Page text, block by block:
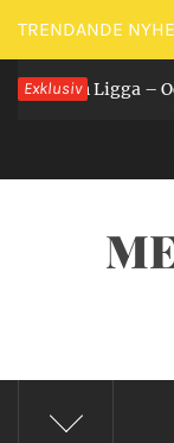
Hoppa
till
innehåll
TRENDANDE
Exklusiv
Man Ligga – Och